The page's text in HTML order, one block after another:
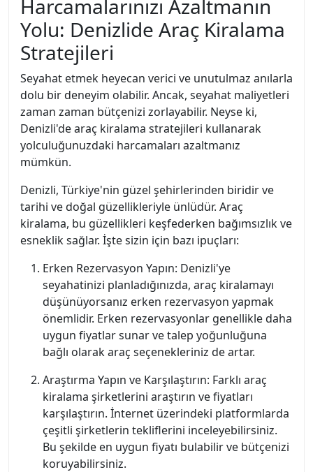
Harcamalarınızı Azaltmanın
Yolu: Denizlide Araç Kiralama
Stratejileri
Seyahat etmek heyecan verici ve unutulmaz anılarla
dolu bir deneyim olabilir. Ancak, seyahat maliyetleri
zaman zaman bütçenizi zorlayabilir. Neyse ki,
Denizli'de araç kiralama stratejileri kullanarak
yolculuğunuzdaki harcamaları azaltmanız
mümkün.
Denizli, Türkiye'nin güzel şehirlerinden biridir ve
tarihi ve doğal güzellikleriyle ünlüdür. Araç
kiralama, bu güzellikleri keşfederken bağımsızlık ve
esneklik sağlar. İşte sizin için bazı ipuçları:
Erken Rezervasyon Yapın: Denizli'ye
seyahatinizi planladığınızda, araç kiralamayı
düşünüyorsanız erken rezervasyon yapmak
önemlidir. Erken rezervasyonlar genellikle daha
uygun fiyatlar sunar ve talep yoğunluğuna
bağlı olarak araç seçenekleriniz de artar.
Araştırma Yapın ve Karşılaştırın: Farklı araç
kiralama şirketlerini araştırın ve fiyatları
karşılaştırın. İnternet üzerindeki platformlarda
çeşitli şirketlerin tekliflerini inceleyebilirsiniz.
Bu şekilde en uygun fiyatı bulabilir ve bütçenizi
koruyabilirsiniz.